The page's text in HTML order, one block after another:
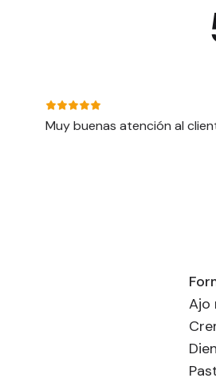
Muy buenas atención al
Ajo